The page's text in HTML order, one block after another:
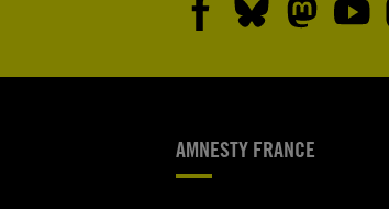
AMNESTY FRANCE